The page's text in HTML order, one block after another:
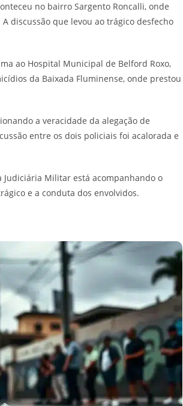
no bairro Sargento Roncalli, onde
discussão que levou ao trágico desfecho
ao Hospital Municipal de Belford Roxo,
da Baixada Fluminense, onde prestou
a veracidade da alegação de
entre os dois policiais foi acalorada e
Judiciária Militar está acompanhando o
e a conduta dos envolvidos.